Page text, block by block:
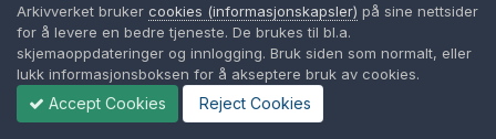
Arkivverket bruker cookies (informasjonskapsler) på sine nettsider
for å levere en bedre tjeneste. De brukes til bl.a.
skjemaoppdateringer og innlogging. Bruk siden som normalt, eller
lukk informasjonsboksen for å akseptere bruk av cookies.
Accept Cookies Reject Cookies